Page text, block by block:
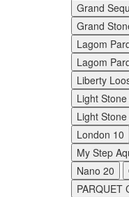
Grand
Grand
Lagom
Lagom
Liberty
Light Stone
Light
London 10
My Step
Nano 20
PARQUET